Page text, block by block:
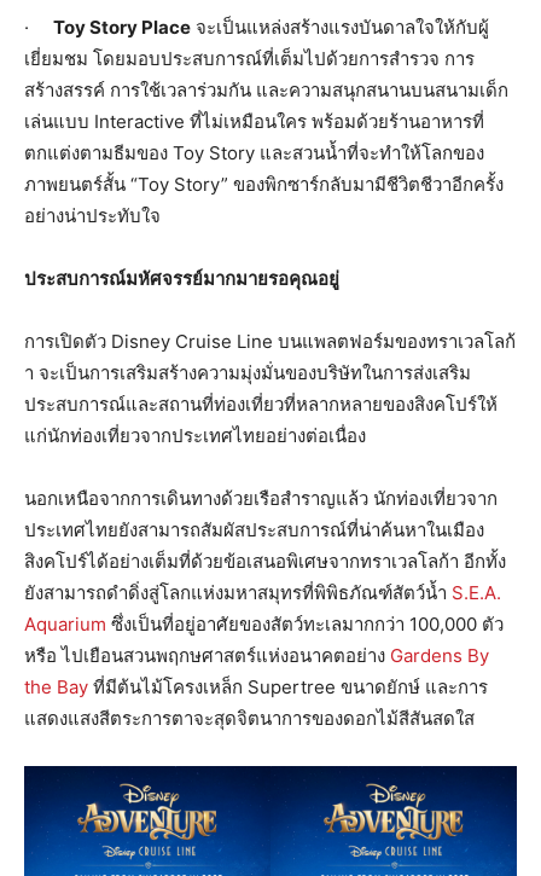
· Toy Story Place จะเป็นแหล่งสร้างแรงบันดาลใจให้กับผู้
เยี่ยมชม โดยมอบประสบการณ์ที่เต็มไปด้วยการสำรวจ การ
สร้างสรรค์ การใช้เวลาร่วมกัน และความสนุกสนานบนสนามเด็ก
เล่นแบบ Interactive ที่ไม่เหมือนใคร พร้อมด้วยร้านอาหารที่
ตกแต่งตามธีมของ Toy Story และสวนน้ำที่จะทำให้โลกของ
ภาพยนตร์สั้น “Toy Story” ของพิกซาร์กลับมามีชีวิตชีวาอีกครั้ง
อย่างน่าประทับใจ
ประสบการณ์มหัศจรรย์มากมายรอคุณอยู่
การเปิดตัว Disney Cruise Line บนแพลตฟอร์มของทราเวลโลก้
า จะเป็นการเสริมสร้างความมุ่งมั่นของบริษัทในการส่งเสริม
ประสบการณ์และสถานที่ท่องเที่ยวที่หลากหลายของสิงคโปร์ให้
แก่นักท่องเที่ยวจากประเทศไทยอย่างต่อเนื่อง
นอกเหนือจากการเดินทางด้วยเรือสำราญแล้ว นักท่องเที่ยวจาก
ประเทศไทยยังสามารถสัมผัสประสบการณ์ที่น่าค้นหาในเมือง
สิงคโปร์ได้อย่างเต็มที่ด้วยข้อเสนอพิเศษจากทราเวลโลก้า อีกทั้ง
ยังสามารถดำดิ่งสู่โลกแห่งมหาสมุทรที่พิพิธภัณฑ์สัตว์น้ำ S.E.A.
Aquarium ซึ่งเป็นที่อยู่อาศัยของสัตว์ทะเลมากกว่า 100,000 ตัว
หรือ ไปเยือนสวนพฤกษศาสตร์แห่งอนาคตอย่าง Gardens By
the Bay ที่มีต้นไม้โครงเหล็ก Supertree ขนาดยักษ์ และการ
แสดงแสงสีตระการตาจะสุดจิตนาการของดอกไม้สีสันสดใส